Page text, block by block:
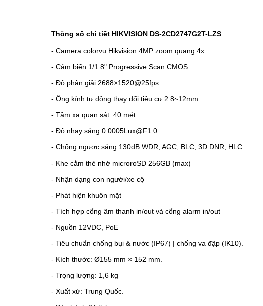
Thông số chi tiết HIKVISION DS-2CD2747G2T-LZS
- Camera colorvu Hikvision 4MP zoom quang 4x
- Cảm biến 1/1.8" Progressive Scan CMOS
- Độ phân giải 2688×1520@25fps.
- Ống kính tự động thay đổi tiêu cự 2.8~12mm.
- Tầm xa quan sát: 40 mét.
- Độ nhạy sáng 0.0005Lux@F1.0
- Chống ngược sáng 130dB WDR, AGC, BLC, 3D DNR, HLC
- Khe cắm thẻ nhớ microroSD 256GB (max)
- Nhận dạng con người/xe cộ
- Phát hiện khuôn mặt
- Tích hợp cổng âm thanh in/out và cổng alarm in/out
- Nguồn 12VDC, PoE
- Tiêu chuẩn chống bụi & nước (IP67) | chống va đập (IK10).
- Kích thước: Ø155 mm × 152 mm.
- Trọng lượng: 1,6 kg
- Xuất xứ: Trung Quốc.